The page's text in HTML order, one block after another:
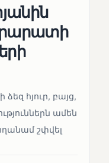
ձեզ հյուր, բայց,
ամեն
շփվել